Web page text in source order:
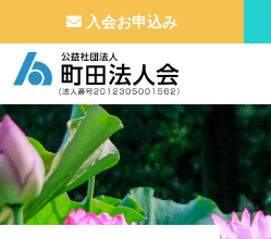
コンテンツへスキップ
メインナビゲーション
入会お申込み